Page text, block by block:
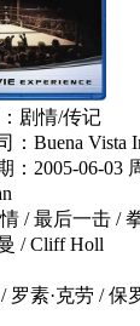
剧情/传记
Buena Vista
：2005-06-03
/ 最后一击 /
/ Cliff Holl
罗素·克劳 / 保